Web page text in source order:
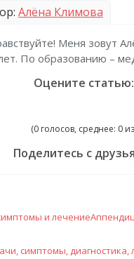
Алёна Климова
Меня зовут
По образованию –
Оцените статью:
(0 голосов, среднее: 0
Поделитесь с